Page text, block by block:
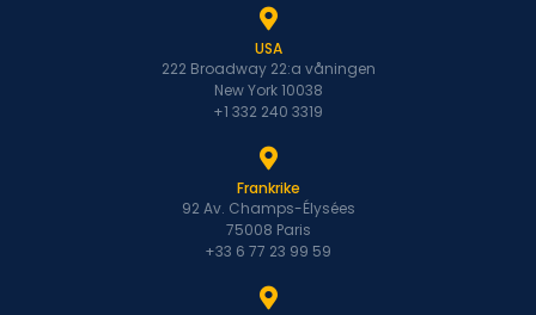
USA
222 Broadway 22:a våningen
New York 10038
+1 332 240 3319
Frankrike
92 Av. Champs-Élysées
75008 Paris
+33 6 77 23 99 59